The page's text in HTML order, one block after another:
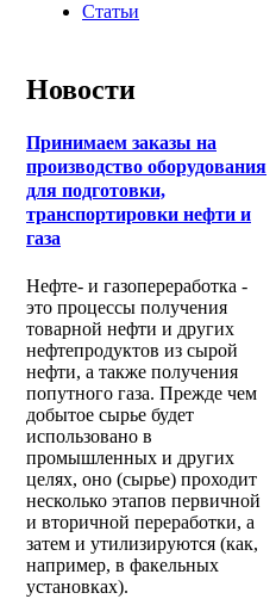
Статьи
Новости
Принимаем заказы на
производство оборудования
для подготовки,
транспортировки нефти и
газа
Нефте- и газопереработка -
это процессы получения
товарной нефти и других
нефтепродуктов из сырой
нефти, а также получения
попутного газа. Прежде чем
добытое сырье будет
использовано в
промышленных и других
целях, оно (сырье) проходит
несколько этапов первичной
и вторичной переработки, а
затем и утилизируются (как,
например, в факельных
установках).